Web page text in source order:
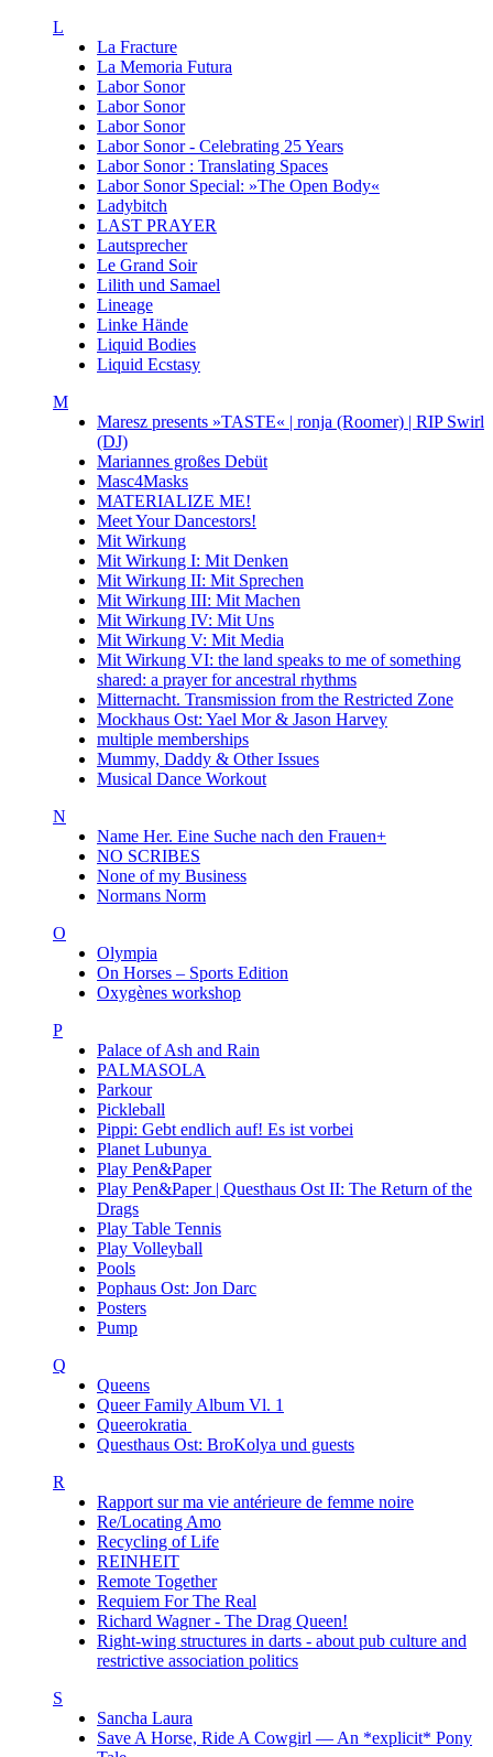
L
La Fracture
La Memoria Futura
Labor Sonor
Labor Sonor
Labor Sonor
Labor Sonor - Celebrating 25 Years
Labor Sonor : Translating Spaces
Labor Sonor Special: »The Open Body«
Ladybitch
LAST PRAYER
Lautsprecher
Le Grand Soir
Lilith und Samael
Lineage
Linke Hände
Liquid Bodies
Liquid Ecstasy
M
Maresz presents »TASTE« | ronja (Roomer) | RIP Swirl
(DJ)
Mariannes großes Debüt
Masc4Masks
MATERIALIZE ME!
Meet Your Dancestors!
Mit Wirkung
Mit Wirkung I: Mit Denken
Mit Wirkung II: Mit Sprechen
Mit Wirkung III: Mit Machen
Mit Wirkung IV: Mit Uns
Mit Wirkung V: Mit Media
Mit Wirkung VI: the land speaks to me of something
shared: a prayer for ancestral rhythms
Mitternacht. Transmission from the Restricted Zone
Mockhaus Ost: Yael Mor & Jason Harvey
multiple memberships
Mummy, Daddy & Other Issues
Musical Dance Workout
N
Name Her. Eine Suche nach den Frauen+
NO SCRIBES
None of my Business
Normans Norm
O
Olympia
On Horses – Sports Edition
Oxygènes workshop
P
Palace of Ash and Rain
PALMASOLA
Parkour
Pickleball
Pippi: Gebt endlich auf! Es ist vorbei
Planet Lubunya
Play Pen&Paper
Play Pen&Paper | Questhaus Ost II: The Return of the
Drags
Play Table Tennis
Play Volleyball
Pools
Pophaus Ost: Jon Darc
Posters
Pump
Q
Queens
Queer Family Album Vl. 1
Queerokratia
Questhaus Ost: BroKolya und guests
R
Rapport sur ma vie antérieure de femme noire
Re/Locating Amo
Recycling of Life
REINHEIT
Remote Together
Requiem For The Real
Richard Wagner - The Drag Queen!
Right-wing structures in darts - about pub culture and
restrictive association politics
S
Sancha Laura
Save A Horse, Ride A Cowgirl — An *explicit* Pony